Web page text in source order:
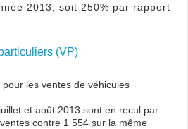
2013, soit 250% par rapport
(VP)
les ventes de véhicules
et août 2013 sont en recul par
contre 1 554 sur la même